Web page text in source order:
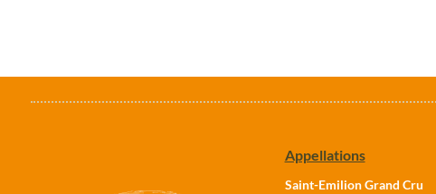
Appellations
Saint-Emilion Grand Cru